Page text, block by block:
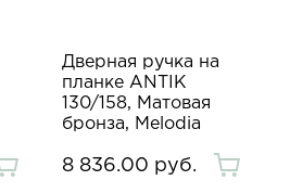
Дверная ручка на
планке ANTIK
130/158, Матовая
бронза, Melodia
8 836.00 руб.